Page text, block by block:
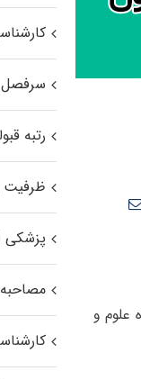
علوم و
رتبه
ظرفیت
پزشکی
مصاحبه